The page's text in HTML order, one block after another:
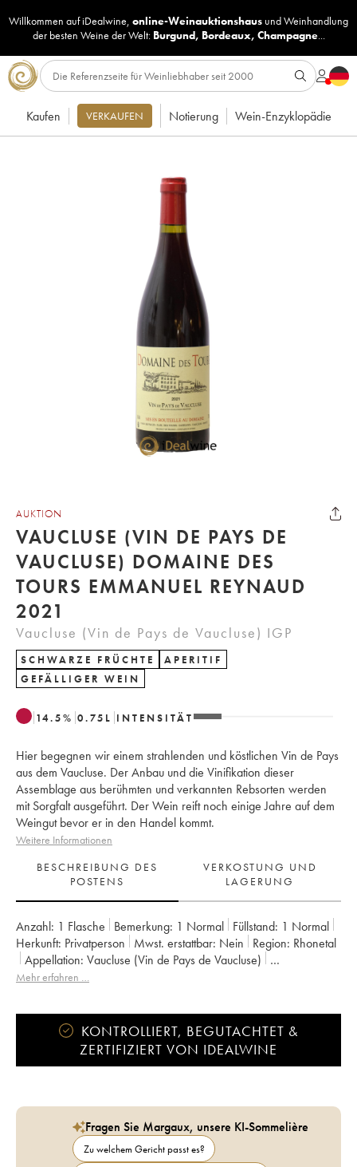
Willkommen auf iDealwine, online-Weinauktionshaus undWeinhandlung
der besten Weine der Welt: Burgund, Bordeaux, Champagne...
Kaufen VERKAUFEN Notierung Wein-Enzyklopädie
AUKTION
VAUCLUSE (VIN DE PAYS DE
VAUCLUSE) DOMAINE DES
TOURS EMMANUEL REYNAUD
2021
Vaucluse (Vin de Pays de Vaucluse) IGP
SCHWARZE FRÜCHTE
APERITIF
GEFÄLLIGER WEIN
14.5% 0.75 L INTENSITÄT
Hier begegnen wir einem strahlenden und köstlichen Vin de Pays
aus dem Vaucluse. Der Anbau und die Vinifikation dieser
Assemblage aus berühmten und verkannten Rebsorten werden
mit Sorgfalt ausgeführt. Der Wein reift noch einige Jahre auf dem
Weingut bevor er in den Handel kommt.
Weitere Informationen
BESCHREIBUNG DES
POSTENS
VERKOSTUNG UND
LAGERUNG
Anzahl: 1 Flasche Bemerkung: 1 Normal Füllstand: 1 Normal
Herkunft:
privatperson Mwst. erstattbar: nein Region:
Rhonetal
Appellation:
Vaucluse (Vin de Pays de Vaucluse)
Eigentümer:
Emmanuel Reynaud
Mehr erfahren …
KONTROLLIERT, BEGUTACHTET &
ZERTIFIZIERT VON IDEALWINE
Fragen Sie Margaux, unsere KI-Sommelière
Zu welchem Gericht passt es?